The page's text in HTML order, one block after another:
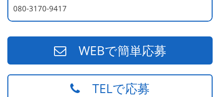
やる気MAXの2児のお父さん）
670万円／統括店長（30代・入社7年目・中学生の長男筆
頭に3人の子供を持つ一家の大黒柱）
080-3170-9417
WEBで簡単応募
TELで応募